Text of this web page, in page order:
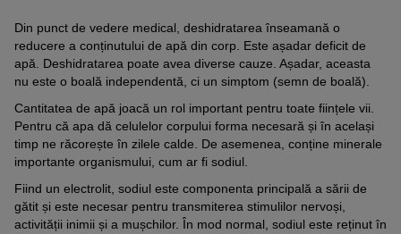
Din punct de vedere medical, deshidratarea înseamană o
reducere a conținutului de apă din corp. Este așadar deficit de
apă. Deshidratarea poate avea diverse cauze. Așadar, aceasta
nu este o boală independentă, ci un simptom (semn de boală).
Cantitatea de apă joacă un rol important pentru toate ființele vii.
Pentru că apa dă celulelor corpului forma necesară și în același
timp ne răcorește în zilele calde. De asemenea, conține minerale
importante organismului, cum ar fi sodiul.
Fiind un electrolit, sodiul este componenta principală a sării de
gătit și este necesar pentru transmiterea stimulilor nervoși,
activității inimii și a mușchilor. În mod normal, sodiul este reținut în